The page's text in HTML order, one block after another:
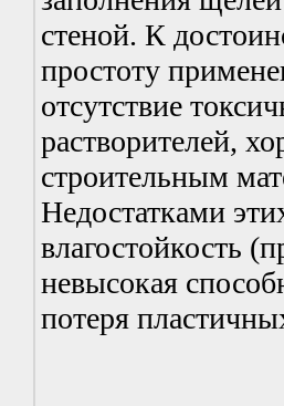
стеной. К
простоту
отсутствие
растворителей,
строительным
Недостатками
влагостойкость
невысокая
потеря